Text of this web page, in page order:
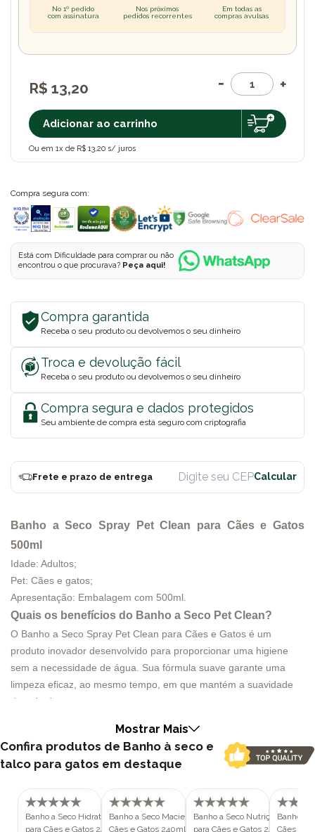
R$ 13,20
Adicionar ao carrinho
Ou em 1x de R$ 13,20 s/ juros
No 1º pedido
com assinatura
Nos próximos
pedidos recorrentes
Em todas as
compras avulsas
Compra segura com:
Está com Dificuldade para comprar ou não
encontrou o que procurava? Peça aqui!
Compra garantida
Receba o seu produto ou devolvemos o seu dinheiro
Troca e devolução fácil
Receba o seu produto ou devolvemos o seu dinheiro
Compra segura e dados protegidos
Seu ambiente de compra está seguro com criptografia
Frete e prazo de entrega
Banho a Seco Spray Pet Clean para Cães e Gatos
500ml
Idade: Adultos;
Pet: Cães e gatos;
Apresentação: Embalagem com 500ml.
Quais os benefícios do Banho a Seco Pet Clean?
O Banho a Seco Spray Pet Clean para Cães e Gatos é um
produto inovador desenvolvido para proporcionar uma higiene
sem a necessidade de água. Sua fórmula suave garante uma
limpeza eficaz, ao mesmo tempo, em que mantém a suavidade
do pelo do pet.
seu pet de forma prática e conveniente, sem comprometer a
saúde e o bem-estar dele. Esse spray é especialmente elaborado
para atender às necessidades de cães e gatos, sendo ideal para
Em dias de frio ou chuva, quando dar um banho tradicional pode
ser difícil ou impraticável, o Banho a Seco Spray Pet Clean
Mostrar Mais
Confira produtos de Banho à seco e
talco para gatos em destaque
Banho a Seco Hidratação Pet Clean
para Cães e Gatos 240ml
Banho a Seco Maciez Pet Clean para
Cães e Gatos 240ml
Banho a Seco Nutrição Pet
para Cães e Gatos 240ml
Banho a
Cães e